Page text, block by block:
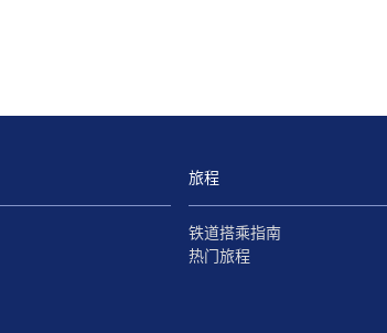
旅程
铁道搭乘指南
热门旅程